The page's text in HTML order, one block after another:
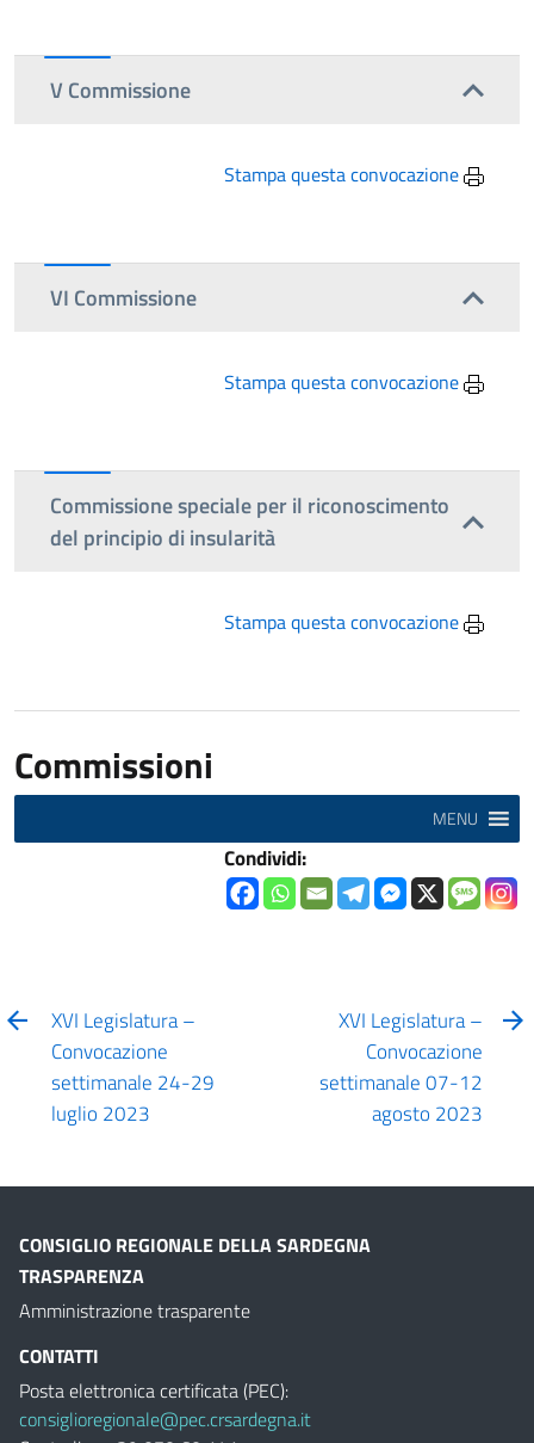
V Commissione
Stampa questa convocazione
VI Commissione
Stampa questa convocazione
Commissione speciale per il riconoscimento
del principio di insularità
Stampa questa convocazione
Commissioni
MENU
Condividi:
XVI Legislatura –
Convocazione
settimanale 24-29
luglio 2023
XVI Legislatura –
Convocazione
settimanale 07-12
agosto 2023
CONSIGLIO REGIONALE DELLA SARDEGNA
TRASPARENZA
Amministrazione trasparente
CONTATTI
Posta elettronica certificata (PEC):
consiglioregionale@pec.crsardegna.it